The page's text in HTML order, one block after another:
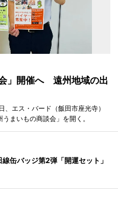
」開催へ 遠州地域の出
エス・バード（飯田市座光寺）
まいもの商談会」を開く。
缶バッジ第2弾「開運セット」